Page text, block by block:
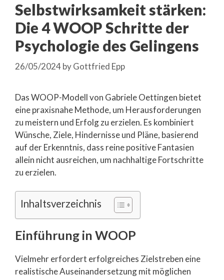
Selbstwirksamkeit stärken:
Die 4 WOOP Schritte der
Psychologie des Gelingens
26/05/2024byGottfried Epp
Das WOOP-Modell von Gabriele Oettingen bietet
eine praxisnahe Methode, um Herausforderungen
zu meistern und Erfolg zu erzielen. Es kombiniert
Wünsche, Ziele, Hindernisse und Pläne, basierend
auf der Erkenntnis, dass reine positive Fantasien
allein nicht ausreichen, um nachhaltige Fortschritte
zu erzielen.
Inhaltsverzeichnis
Einführung in WOOP
Vielmehr erfordert erfolgreiches Zielstreben eine
realistische Auseinandersetzung mit möglichen